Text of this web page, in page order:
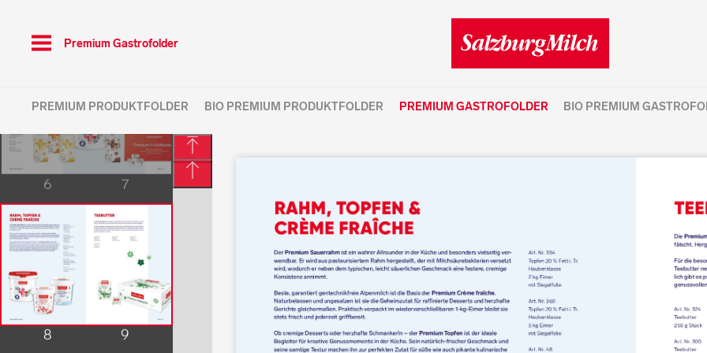
Toggle
navigation
Premium Gastrofolder
PREMIUM PRODUKTFOLDER BIO PREMIUM PRODUKTFOLDER PREMIUM GASTROFOLDER BIO PREMIUM